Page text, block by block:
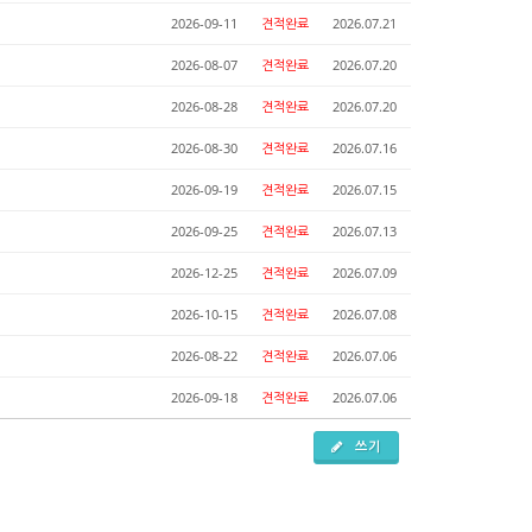
2026-09-11 견적완료 2026.07.21
2026-08-07 견적완료 2026.07.20
2026-08-28 견적완료 2026.07.20
2026-08-30 견적완료 2026.07.16
2026-09-19 견적완료 2026.07.15
2026-09-25 견적완료 2026.07.13
2026-12-25 견적완료 2026.07.09
2026-10-15 견적완료 2026.07.08
2026-08-22 견적완료 2026.07.06
2026-09-18 견적완료 2026.07.06
쓰기